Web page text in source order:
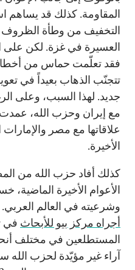
المقاومة. كذلك قد يساهم
التخفيف من وطأة الظروف
العسيرة في غزة. لكن على
فقد تعلّمت حماس من
تتجنّب الذهاب بعيداً في
جديد. لهذا السبب، وعلى
مع إيران وحزب الله،
علاقاتها مع مصر والإمارات
الأخيرة.
كذلك أفاد حزب الله من
الأعوام الأخيرة
وشرعيته في العالم
أجراه مركز بيو للأبحاث
المستطلعين في مختلف
آراء غير مؤيّدة لحزب الله